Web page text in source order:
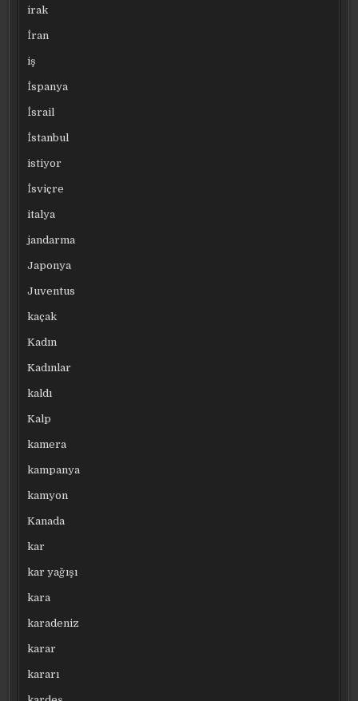
irak
İran
iş
İspanya
İsrail
İstanbul
istiyor
İsviçre
italya
jandarma
Japonya
Juventus
kaçak
Kadın
Kadınlar
kaldı
Kalp
kamera
kampanya
kamyon
Kanada
kar
kar yağışı
kara
karadeniz
karar
kararı